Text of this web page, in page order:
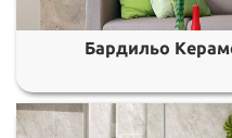
Бардильо